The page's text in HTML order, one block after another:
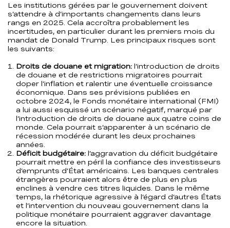
Les institutions gérées par le gouvernement doivent
s’attendre à d’importants changements dans leurs
rangs en 2025. Cela accroîtra probablement les
incertitudes, en particulier durant les premiers mois du
mandat de Donald Trump. Les principaux risques sont
les suivants:
Droits de douane et migration: l’introduction de droits
de douane et de restrictions migratoires pourrait
doper l’inflation et ralentir une éventuelle croissance
économique. Dans ses prévisions publiées en
octobre 2024, le Fonds monétaire international (FMI)
a lui aussi esquissé un scénario négatif, marqué par
l’introduction de droits de douane aux quatre coins de
monde. Cela pourrait s’apparenter à un scénario de
récession modérée durant les deux prochaines
années.
Déficit budgétaire: l’aggravation du déficit budgétaire
pourrait mettre en péril la confiance des investisseurs
d’emprunts d’État américains. Les banques centrales
étrangères pourraient alors être de plus en plus
enclines à vendre ces titres liquides. Dans le même
temps, la rhétorique agressive à l’égard d’autres États
et l’intervention du nouveau gouvernement dans la
politique monétaire pourraient aggraver davantage
encore la situation.